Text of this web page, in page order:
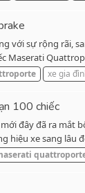
với sự rộng rãi,
xe gia
100 chiếc
đây đã ra
hiệu xe sang lâu